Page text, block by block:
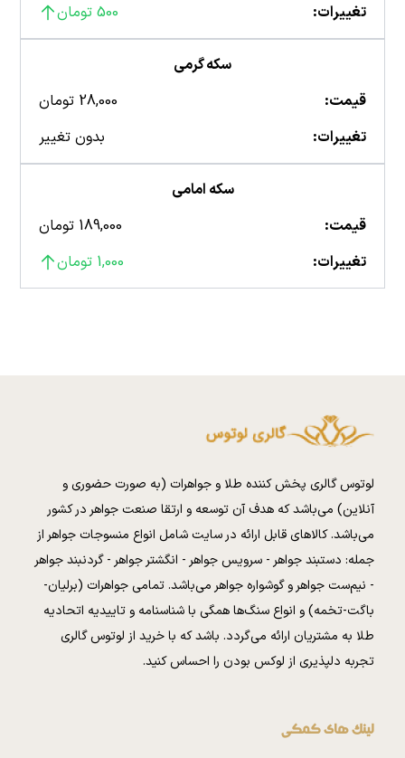
تغییرات:
500 تومان
سکه گرمی
قیمت:
28,000 تومان
تغییرات:
بدون تغییر
سکه امامی
قیمت:
189,000 تومان
تغییرات:
1,000 تومان
لوتوس گالری پخش کننده طلا و جواهرات (به صورت حضوری و
آنلاین) می‌باشد که هدف آن توسعه و ارتقا صنعت جواهر در کشور
می‌باشد. کالا‌های قابل ارائه در سایت شامل انواع منسوجات جواهر از
جمله: دستبند جواهر - سرویس جواهر - انگشتر جواهر - گردنبند جواهر
- نیم‌ست جواهر و گوشواره جواهر می‌باشد. تمامی جواهرات (برلیان-
باگت-تخمه) و انواع سنگ‌ها همگی با شناسنامه و تاییدیه اتحادیه
طلا به مشتریان ارائه می‌گردد. باشد که با خرید از لوتوس گالری
تجربه دلپذیری از لوکس بودن را احساس کنید.
لینک های کمکی